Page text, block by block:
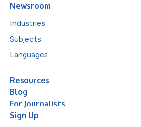
Newsroom
Industries
Subjects
Languages
Resources
Blog
For Journalists
Sign Up